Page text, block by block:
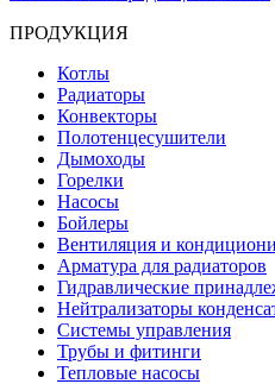
ПРОДУКЦИЯ
Котлы
Радиаторы
Конвекторы
Полотенцесушители
Дымоходы
Горелки
Насосы
Бойлеры
Вентиляция и
Арматура для радиаторов
Гидравлические
Нейтрализаторы
Системы управления
Трубы и фитинги
Тепловые насосы